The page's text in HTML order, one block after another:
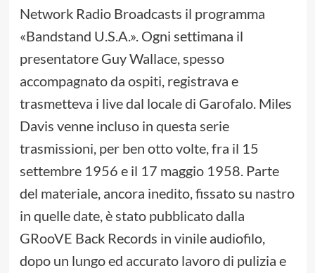
Network Radio Broadcasts il programma
«Bandstand U.S.A.». Ogni settimana il
presentatore Guy Wallace, spesso
accompagnato da ospiti, registrava e
trasmetteva i live dal locale di Garofalo. Miles
Davis venne incluso in questa serie
trasmissioni, per ben otto volte, fra il 15
settembre 1956 e il 17 maggio 1958. Parte
del materiale, ancora inedito, fissato su nastro
in quelle date, è stato pubblicato dalla
GRooVE Back Records in vinile audiofilo,
dopo un lungo ed accurato lavoro di pulizia e